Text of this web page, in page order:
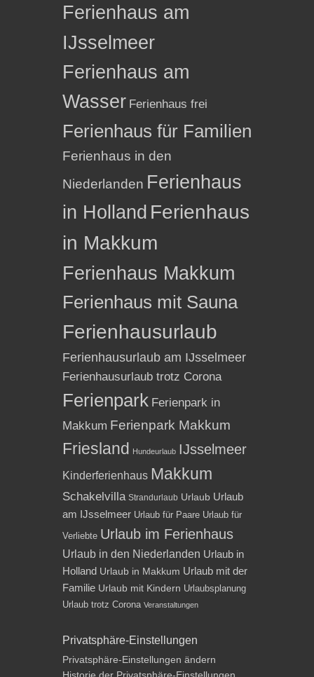
Ferienhaus am
IJsselmeer
Ferienhaus am
Wasser Ferienhaus frei
Ferienhaus für Familien
Ferienhaus in den
Niederlanden Ferienhaus
in Holland Ferienhaus
in Makkum
Ferienhaus Makkum
Ferienhaus mit Sauna
Ferienhausurlaub
Ferienhausurlaub am IJsselmeer
Ferienhausurlaub trotz Corona
Ferienpark Ferienpark in
Makkum Ferienpark Makkum
Friesland Hundeurlaub IJsselmeer
Kinderferienhaus Makkum
Schakelvilla Strandurlaub Urlaub Urlaub
am IJsselmeer Urlaub für Paare Urlaub für
Verliebte Urlaub im Ferienhaus
Urlaub in den Niederlanden Urlaub in
Holland Urlaub in Makkum Urlaub mit der
Familie Urlaub mit Kindern Urlaubsplanung
Urlaub trotz Corona Veranstaltungen
Privatsphäre-Einstellungen
Privatsphäre-Einstellungen ändern
Historie der Privatsphäre-Einstellungen